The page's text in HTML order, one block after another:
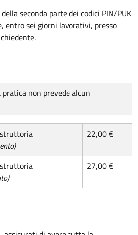
seconda parte dei codici PIN/PUK
entro sei giorni lavorativi, presso
non prevede alcun
22,00 €
27,00 €